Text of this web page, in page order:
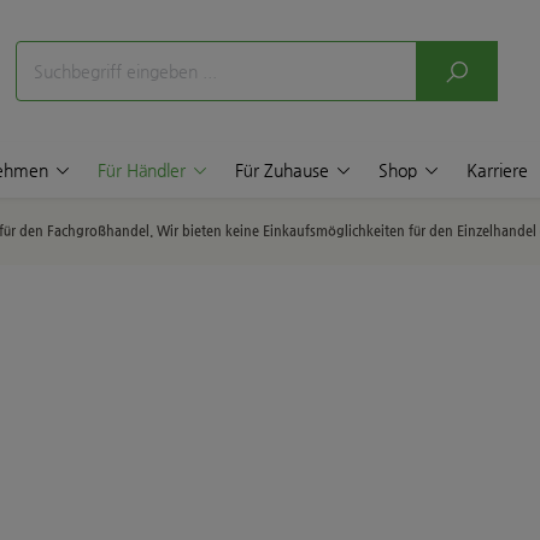
Für Händler Für Zuhause Shop Karriere
den Fachgroßhandel. Wir bieten keine Einkaufsmöglichkeiten für den Einzelhandel